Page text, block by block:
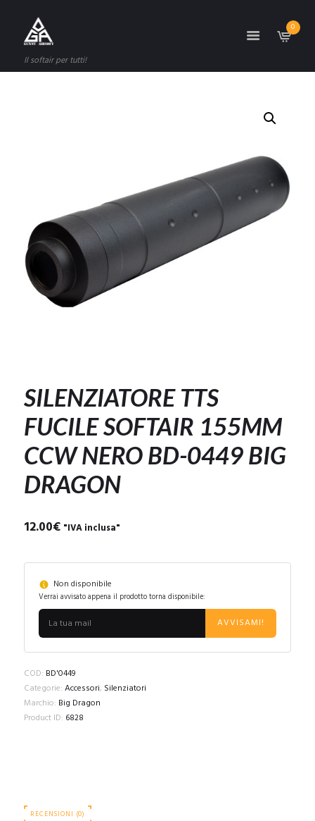
Il softair per tutti!
0
SILENZIATORE TTS
FUCILE SOFTAIR 155MM
CCW NERO BD-0449 BIG
DRAGON
12.00€ "IVA inclusa"
Non disponibile
Verrai avvisato appena il prodotto torna disponibile:
AVVISAMI!
COD: BD'0449
Categorie: Accessori, Silenziatori
Marchio: Big Dragon
Product ID: 6828
RECENSIONI (0)